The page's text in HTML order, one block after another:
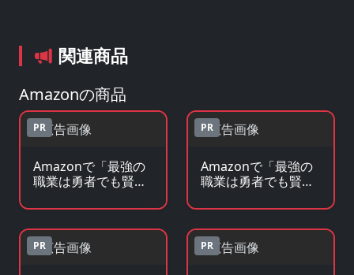
関連商品
Amazonの商品
PR
Amazonで「最強の
職業は勇者でも賢者
いですよ？」のBlu-
ray・DVDを見る
PR
Amazonで「最強の
職業は勇者でも賢者
いですよ？」の原作
コミックを見る
PR PR